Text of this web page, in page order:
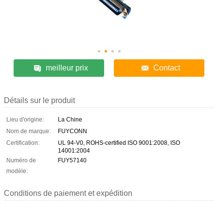
meilleur prix Contact
Détails sur le produit
Lieu d'origine:
La Chine
Nom de marque:
FUYCONN
Certification:
UL 94-V0, ROHS-certified ISO 9001:2008, ISO
14001:2004
Numéro de
modèle:
FUY57140
Conditions de paiement et expédition